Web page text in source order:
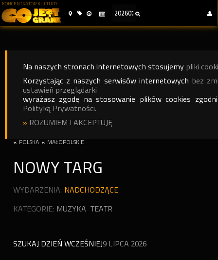
KONCENTRATOR KULTURY
Na naszych stronach internetowych stosujemy pliki
Korzystając z naszych serwisów internetowych bez
ustawień przeglądarki
wyrażasz zgodę na stosowanie plików cookies
Polityką Prywatności.
» ROZUMIEM I AKCEPTUJĘ
« POLSKA « MAŁOPOLSKIE
NOWY TARG
WYDARZENIA: NADCHODZĄCE
KATEGORIE: MUZYKA TEATR
SZUKAJ DZIEŃ WCZEŚNIEJ9 LIPCA 2026